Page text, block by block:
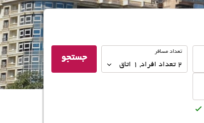
تعداد
تعداد مسافر
2 تعداد افراد ,
1 اتاق
جستجو